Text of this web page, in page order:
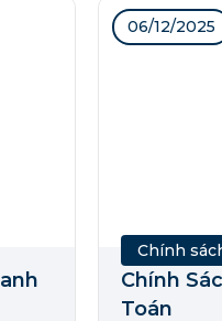
06/12/2025
Chính
Chính
Toán